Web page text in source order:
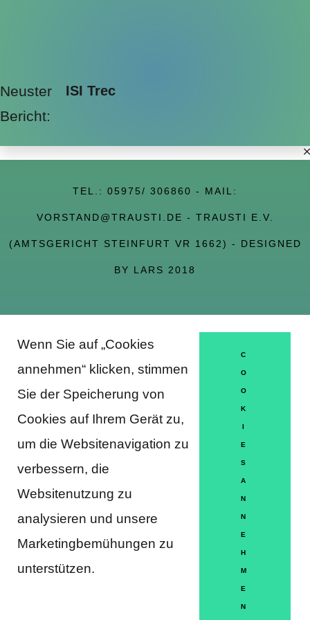
Neuster
Bericht:
ISI Trec
TEL.: 05975/ 306860 - MAIL:
VORSTAND@TRAUSTI.DE - TRAUSTI E.V.
(AMTSGERICHT STEINFURT VR 1662) - DESIGNED
BY LARS 2018
About Trausti e.V.
MITGLIEDSCHAFT
HÄUFIGE FRAGEN
KONTAKT
IMPRESSUM
Wenn Sie auf „Cookies
annehmen“ klicken, stimmen
Sie der Speicherung von
Cookies auf Ihrem Gerät zu,
um die Websitenavigation zu
verbessern, die
Websitenutzung zu
analysieren und unsere
Marketingbemühungen zu
unterstützen.
C
O
O
K
I
E
S
A
N
N
E
H
M
E
N